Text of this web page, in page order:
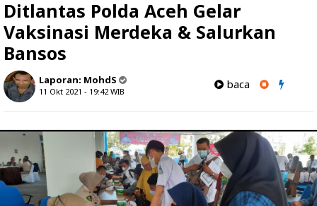
Ditlantas Polda Aceh Gelar
Vaksinasi Merdeka & Salurkan
Bansos
Laporan: MohdS
11 Okt 2021 - 19:42WIB
baca